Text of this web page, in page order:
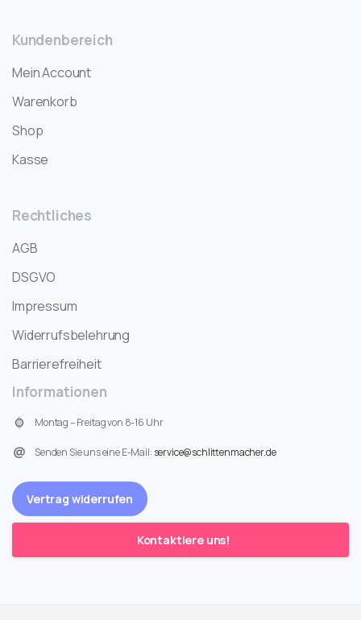
Kundenbereich
Mein Account
Warenkorb
Shop
Kasse
Rechtliches
AGB
DSGVO
Impressum
Widerrufsbelehrung
Barrierefreiheit
Informationen
Montag – Freitag von 8-16 Uhr
Senden Sie uns eine E-Mail: service@schlittenmacher.de
Vertrag widerrufen
Kontaktiere uns!